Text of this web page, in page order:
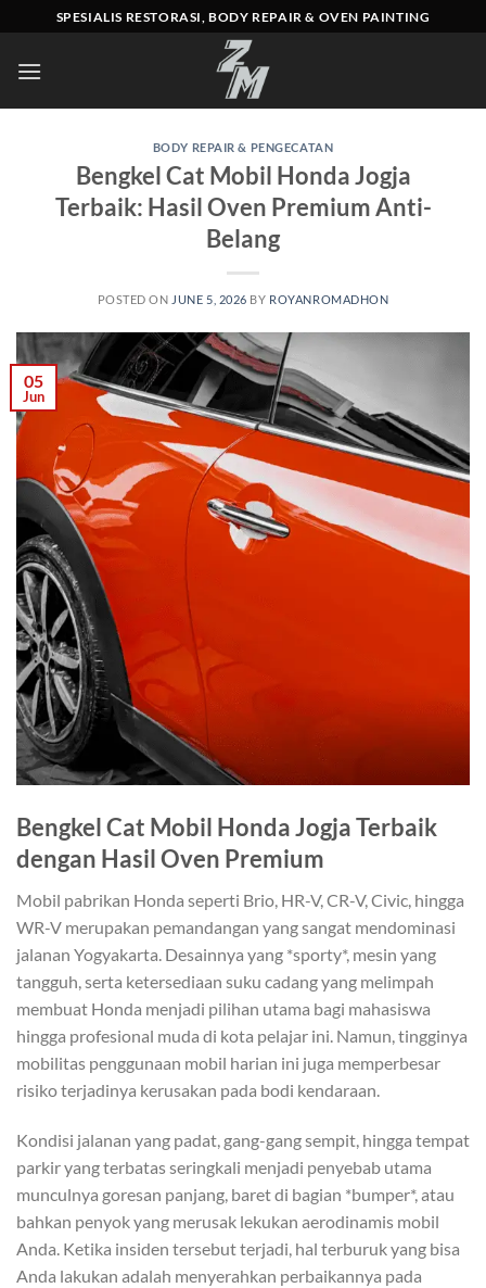
to
content
SPESIALIS RESTORASI, BODY REPAIR & OVEN PAINTING
BODY REPAIR & PENGECATAN
Bengkel Cat Mobil Honda Jogja
Terbaik: Hasil Oven Premium Anti-
Belang
POSTED ON JUNE 5, 2026 BY ROYANROMADHON
05
Jun
Bengkel Cat Mobil Honda Jogja Terbaik
dengan Hasil Oven Premium
Mobil pabrikan Honda seperti Brio, HR-V, CR-V, Civic, hingga
WR-V merupakan pemandangan yang sangat mendominasi
jalanan Yogyakarta. Desainnya yang *sporty*, mesin yang
tangguh, serta ketersediaan suku cadang yang melimpah
membuat Honda menjadi pilihan utama bagi mahasiswa
hingga profesional muda di kota pelajar ini. Namun, tingginya
mobilitas penggunaan mobil harian ini juga memperbesar
risiko terjadinya kerusakan pada bodi kendaraan.
Kondisi jalanan yang padat, gang-gang sempit, hingga tempat
parkir yang terbatas seringkali menjadi penyebab utama
munculnya goresan panjang, baret di bagian *bumper*, atau
bahkan penyok yang merusak lekukan aerodinamis mobil
Anda. Ketika insiden tersebut terjadi, hal terburuk yang bisa
Anda lakukan adalah menyerahkan perbaikannya pada